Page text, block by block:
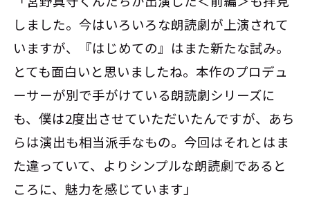
しました。今はいろいろな朗読劇が上演されて
いますが、『はじめての』はまた新たな試み。
とても面白いと思いましたね。本作のプロデュ
ーサーが別で手がけている朗読劇シリーズに
も、僕は2度出させていただいたんですが、あち
らは演出も相当派手なもの。今回はそれとはま
た違っていて、よりシンプルな朗読劇であると
ころに、魅力を感じています」